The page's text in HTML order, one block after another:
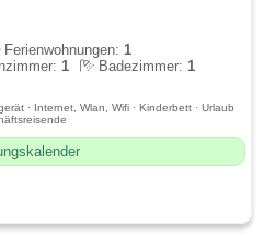
Ferienwohnungen:1
1 Badezimmer:1
· Internet, Wlan, Wifi · Kinderbett · Urlaub